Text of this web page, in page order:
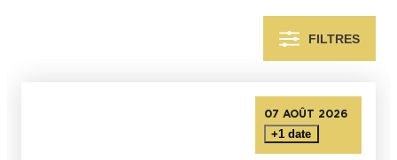
En famille En groupe
FILTRES
07 AOÛT 2026
+1 date